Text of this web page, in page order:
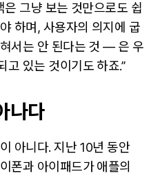
그냥 보는 것만으로도 쉽
하며, 사용자의 의지에 굽
서는 안 된다는 것 — 은 우
고 있는 것이기도 하죠.”
나다
아니다. 지난 10년 동안
폰과 아이패드가 애플의